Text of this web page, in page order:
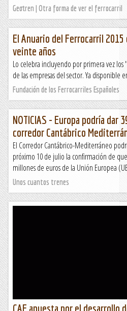
Geotren | Otra forma de ver el ferrocarril
El Anuario del Ferrocarril 2015
veinte años
Lo celebra incluyendo por primera vez los
de las empresas del sector. Ya disponible
Fundación de los Ferrocarriles Españoles
NOTICIAS - Europa podría dar
corredor Cantábrico
El Corredor Cantábrico-Mediterráneo
próximo 10 de julio la confirmación de
millones de euros de la Unión Europea
Unos cuantos trenes
CAF apuesta por el desarrollo